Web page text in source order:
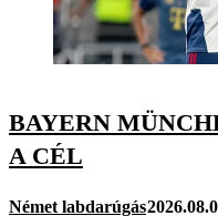
BAYERN
A CÉL
Német labdarúgás